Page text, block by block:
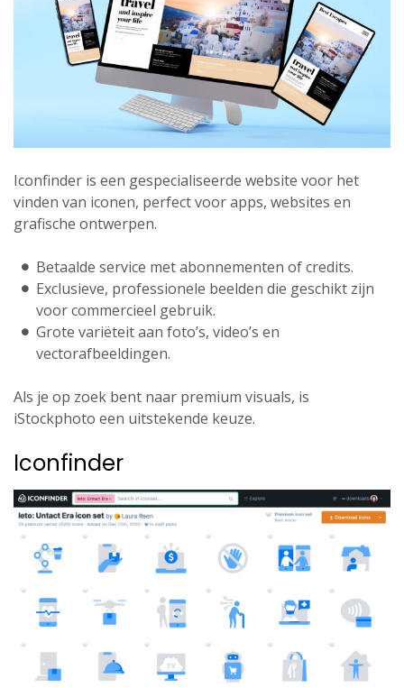
Iconfinder is een gespecialiseerde website voor het
vinden van iconen, perfect voor apps, websites en
grafische ontwerpen.
Betaalde service met abonnementen of credits.
Exclusieve, professionele beelden die geschikt zijn
voor commercieel gebruik.
Grote variëteit aan foto’s, video’s en
vectorafbeeldingen.
Als je op zoek bent naar premium visuals, is
iStockphoto een uitstekende keuze.
Iconfinder